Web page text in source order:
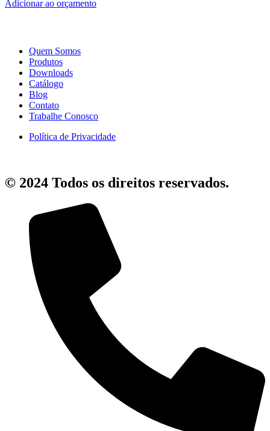
Adicionar ao orçamento
Quem Somos
Produtos
Downloads
Catálogo
Blog
Contato
Trabalhe Conosco
Política de Privacidade
© 2024 Todos os direitos reservados.